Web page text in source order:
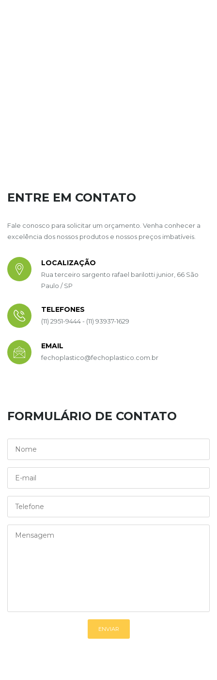
ENTRE EM CONTATO
Fale conosco para solicitar um orçamento. Venha conhecer a
excelência dos nossos produtos e nossos preços imbatíveis.
LOCALIZAÇÃO
Rua terceiro sargento rafael barilotti junior, 66 São
Paulo / SP
TELEFONES
(11) 2951-9444 - (11) 93937-1629
EMAIL
fechoplastico@fechoplastico.com.br
FORMULÁRIO DE CONTATO